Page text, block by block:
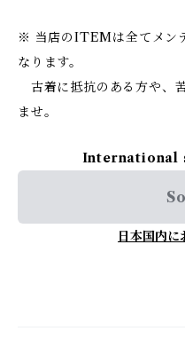
※ 当店のITEMは全てメン
なります。
古着に抵抗のある方や、
ませ。
International
日本国内に